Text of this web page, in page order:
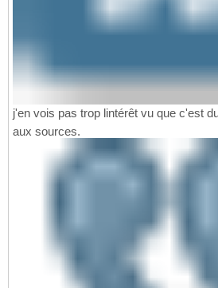
j'en vois pas trop lintérêt vu que c'est
aux sources.